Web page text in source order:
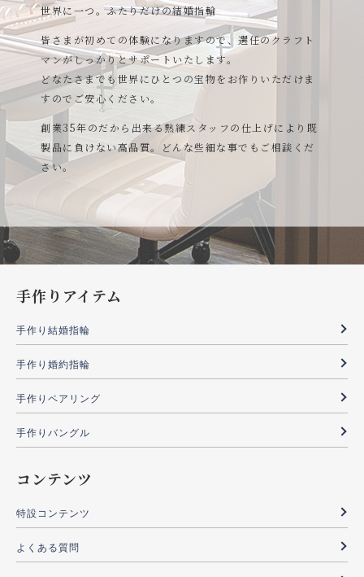
世界に一つ。ふたりだけの結婚指輪
皆さまが初めての体験になりますので、選任のクラフト
マンがしっかりとサポートいたします。
どなたさまでも世界にひとつの宝物をお作りいただけま
すのでご安心ください。
創業35年のだから出来る熟練スタッフの仕上げにより既
製品に負けない高品質。どんな些細な事でもご相談くだ
さい。
手作りアイテム
手作り結婚指輪
手作り婚約指輪
手作りペアリング
手作りバングル
コンテンツ
特設コンテンツ
よくある質問